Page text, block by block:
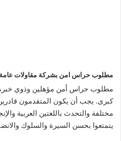
مطلوب حراس امن بشركة مقاولات
مطلوب حراس أمن مؤهلين وذوي
كبرى. يجب أن يكون المتقدمون
مختلفة والتحدث باللغتين العربية
يتمتعوا بحسن السيرة والسلوك